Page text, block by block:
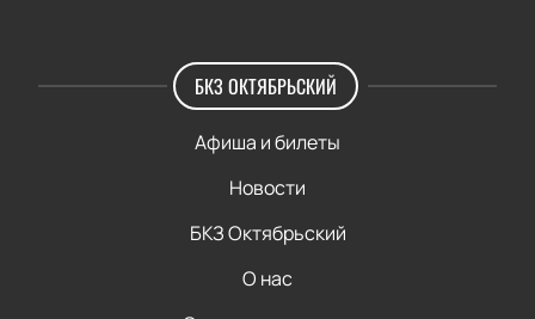
БКЗ ОКТЯБРЬСКИЙ
Афиша и билеты
Новости
БКЗ Октябрьский
О нас